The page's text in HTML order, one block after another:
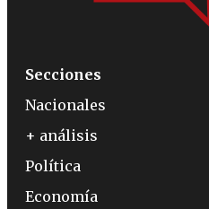
Secciones
Nacionales
+ análisis
Política
Economía